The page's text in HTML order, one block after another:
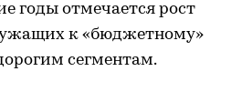
годы отмечается рост
к «бюджетному»
сегментам.